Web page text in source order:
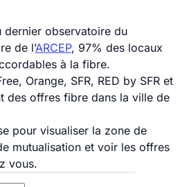
dernier observatoire du
de l’ARCEP, 97% des locaux
à la fibre.
Orange, SFR, RED by SFR et
des offres fibre dans la ville de
pour visualiser la zone de
mutualisation et voir les offres
vous.